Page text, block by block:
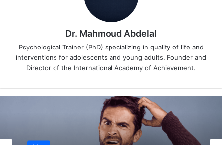
Dr. Mahmoud Abdelal
Psychological Trainer (PhD) specializing in quality of life and
interventions for adolescents and young adults. Founder and
Director of the International Academy of Achievement.